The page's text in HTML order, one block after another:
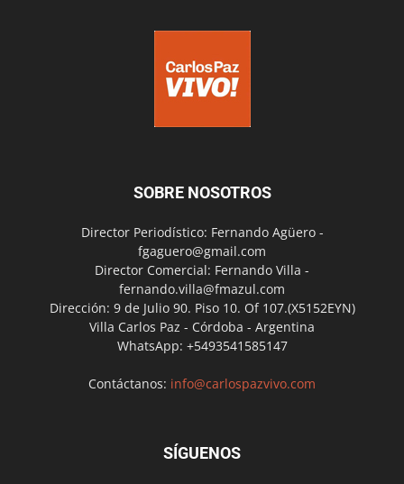
SOBRE NOSOTROS
Director Periodístico: Fernando Agüero -
fgaguero@gmail.com
Director Comercial: Fernando Villa -
fernando.villa@fmazul.com
Dirección: 9 de Julio 90. Piso 10. Of 107.(X5152EYN)
Villa Carlos Paz - Córdoba - Argentina
WhatsApp: +5493541585147
Contáctanos: info@carlospazvivo.com
SÍGUENOS